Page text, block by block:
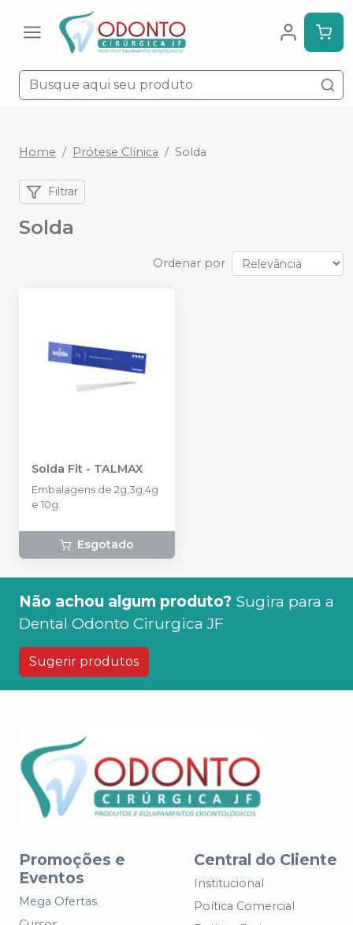
Home Prótese Clínica Solda
Filtrar
Solda
Ordenar por
Solda Fit - TALMAX
Embalagens de 2g,3g,4g
e 10g.
Esgotado
Não achou algum produto? Sugira para a
Dental Odonto Cirurgica JF
Sugerir produtos
Promoções e
Eventos
Mega Ofertas
Central do Cliente
Institucional
Poítica Comercial